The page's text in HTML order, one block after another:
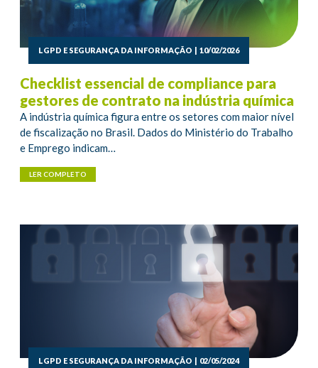
LGPD E SEGURANÇA DA INFORMAÇÃO 10/02/2026
Checklist essencial de compliance para
gestores de contrato na indústria química
A indústria química figura entre os setores com maior nível
de fiscalização no Brasil. Dados do Ministério do Trabalho
e Emprego indicam…
LER COMPLETO
LGPD E SEGURANÇA DA INFORMAÇÃO 02/05/2024